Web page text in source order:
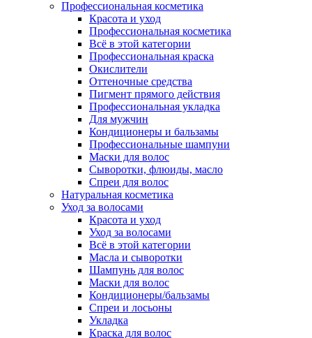
Профессиональная косметика
Красота и уход
Профессиональная косметика
Всё в этой категории
Профессиональная краска
Окислители
Оттеночные средства
Пигмент прямого действия
Профессиональная укладка
Для мужчин
Кондиционеры и бальзамы
Профессиональные шампуни
Маски для волос
Сыворотки, флюиды, масло
Спреи для волос
Натуральная косметика
Уход за волосами
Красота и уход
Уход за волосами
Всё в этой категории
Масла и сыворотки
Шампунь для волос
Маски для волос
Кондиционеры/бальзамы
Спреи и лосьоны
Укладка
Краска для волос